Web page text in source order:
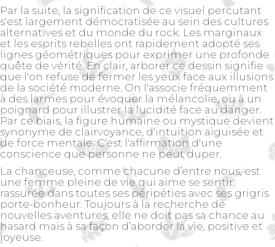
Par la suite, la signification de ce visuel percutant
s'est largement démocratisée au sein des cultures
alternatives et du monde du rock. Les marginaux
et les esprits rebelles ont rapidement adopté ses
lignes géométriques pour exprimer une profonde
quête de vérité. En clair, arborer ce dessin signifie
que l'on refuse de fermer les yeux face aux illusions
de la société moderne. On l'associe fréquemment
à des larmes pour évoquer la mélancolie, ou à un
poignard pour illustrer la lucidité face au danger.
Par ce biais, la figure humaine ou mystique devient
synonyme de clairvoyance, d'intuition aiguisée et
de force mentale. C'est l'affirmation d'une
conscience que personne ne peut duper.
La chanceuse , comme chacune d’entre nous, est
une femme pleine de vie qui aime se sentir
rassurée dans toutes ses péripéties avec ses grigris
porte-bonheur. Toujours à la recherche de
nouvelles aventures, elle ne doit pas sa chance au
hasard mais à sa façon d’aborder la vie, positive et
joyeuse.